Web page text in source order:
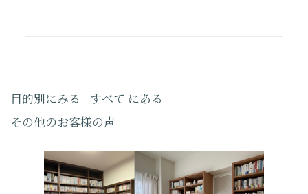
目的別にみる - すべて にある
その他のお客様の声